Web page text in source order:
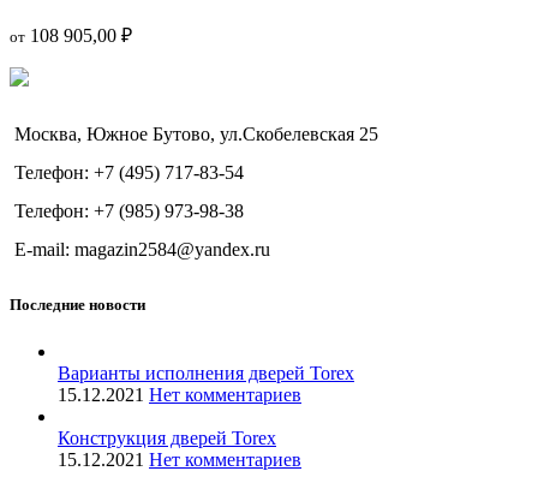
от 108 905,00 ₽
Москва, Южное Бутово, ул.Скобелевская 25
Телефон: +7 (495) 717-83-54
Телефон: +7 (985) 973-98-38
E-mail: magazin2584@yandex.ru
Последние новости
Варианты исполнения дверей Torex
15.12.2021 Нет комментариев
Конструкция дверей Torex
15.12.2021 Нет комментариев